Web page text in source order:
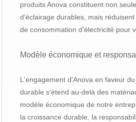
produits Anova constituent non
d'éclairage durables, mais
de consommation d'électricité pour
Modèle économique et
L'engagement d'Anova en faveur
durable s'étend au-delà des
modèle économique de notre
la croissance durable, la